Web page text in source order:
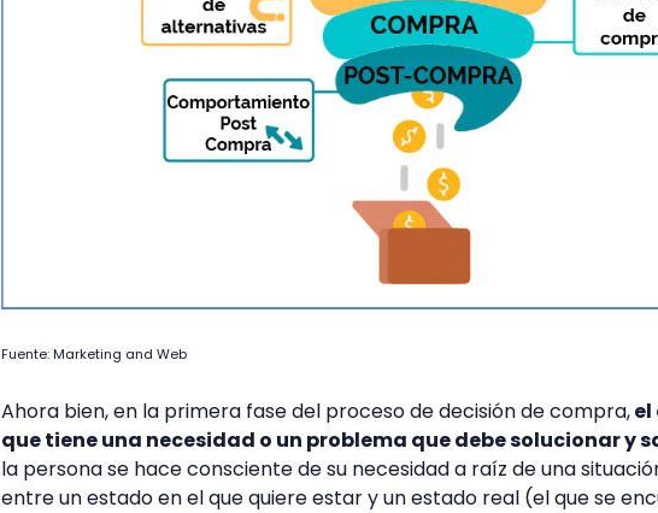
Fuente: Marketing and Web
Ahora bien, en la primera fase del proceso de decisión de compra,el
que tiene una necesidad o un problema que debe solucionar y
la persona se hace consciente de su necesidad a raíz de una
entre un estado en el que quiere estar y un estado real (el que se